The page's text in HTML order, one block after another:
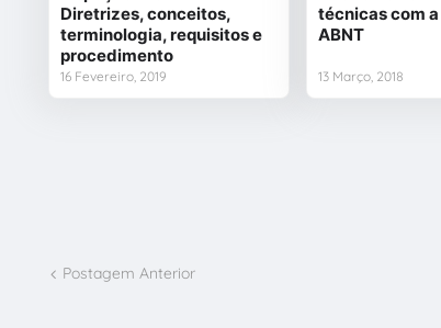
Diretrizes, conceitos,
terminologia, requisitos e
procedimento
16 Fevereiro, 2019
técnicas com
ABNT
13 Março, 2018
Postagem Anterior